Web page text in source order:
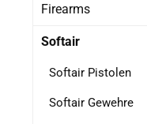
Firearms
Softair
Softair Pistolen
Softair Gewehre